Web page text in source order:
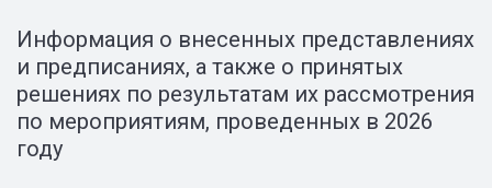
Информация о внесенных представлениях
и предписаниях, а также о принятых
решениях по результатам их рассмотрения
по мероприятиям, проведенных в 2026
году